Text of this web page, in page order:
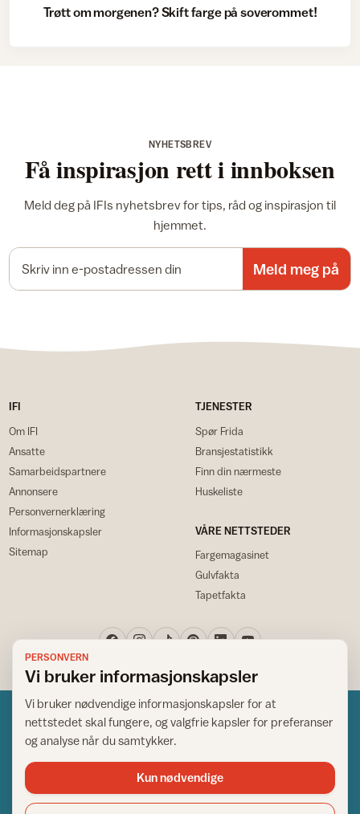
Trøtt om morgenen? Skift farge på soverommet!
NYHETSBREV
Få inspirasjon rett i innboksen
Meld deg på IFIs nyhetsbrev for tips, råd og inspirasjon til
hjemmet.
Meld meg på
IFI
Om IFI
Ansatte
Samarbeidspartnere
Annonsere
Personvernerklæring
Informasjonskapsler
Sitemap
TJENESTER
Spør Frida
Bransjestatistikk
Finn din nærmeste
Huskeliste
VÅRE NETTSTEDER
Fargemagasinet
Gulvfakta
Tapetfakta
Norsk råd for hjem og bygg
Copyright © 1995-2026. All Rights Reserved.
PERSONVERN
Vi bruker informasjonskapsler
Vi bruker nødvendige informasjonskapsler for at
nettstedet skal fungere, og valgfrie kapsler for preferanser
og analyse når du samtykker.
Kun nødvendige